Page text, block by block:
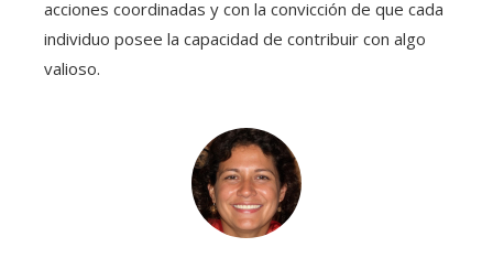
acciones coordinadas y con la convicción de que cada
individuo posee la capacidad de contribuir con algo
valioso.